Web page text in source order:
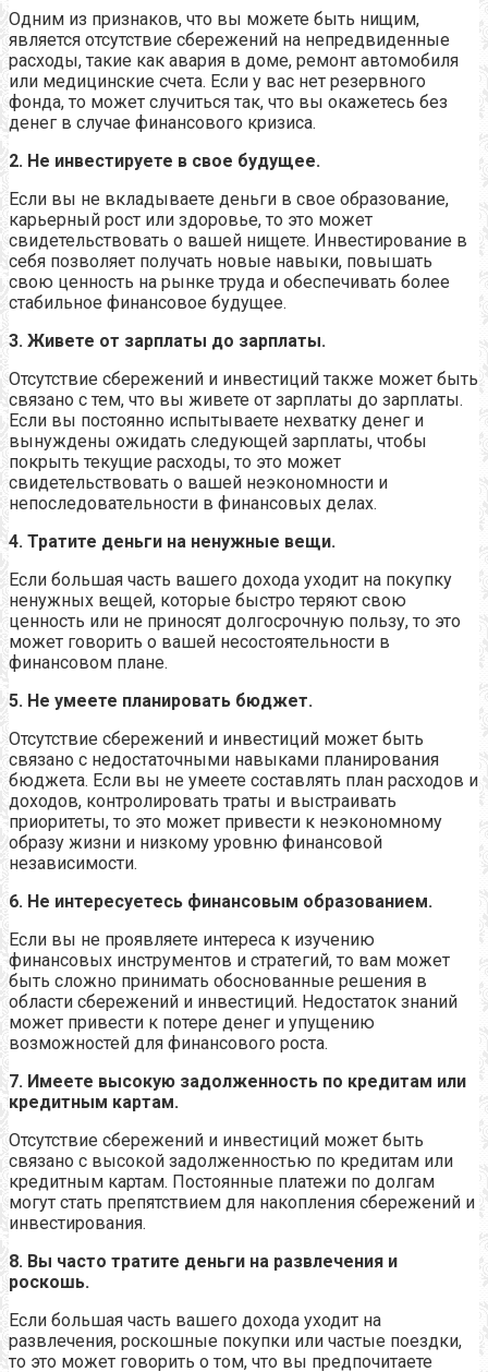
Одним из признаков, что вы можете быть нищим,
является отсутствие сбережений на непредвиденные
расходы, такие как авария в доме, ремонт автомобиля
или медицинские счета. Если у вас нет резервного
фонда, то может случиться так, что вы окажетесь без
денег в случае финансового кризиса.
2. Не инвестируете в свое будущее.
Если вы не вкладываете деньги в свое образование,
карьерный рост или здоровье, то это может
свидетельствовать о вашей нищете. Инвестирование в
себя позволяет получать новые навыки, повышать
свою ценность на рынке труда и обеспечивать более
стабильное финансовое будущее.
3. Живете от зарплаты до зарплаты.
Отсутствие сбережений и инвестиций также может быть
связано с тем, что вы живете от зарплаты до зарплаты.
Если вы постоянно испытываете нехватку денег и
вынуждены ожидать следующей зарплаты, чтобы
покрыть текущие расходы, то это может
свидетельствовать о вашей неэкономности и
непоследовательности в финансовых делах.
4. Тратите деньги на ненужные вещи.
Если большая часть вашего дохода уходит на покупку
ненужных вещей, которые быстро теряют свою
ценность или не приносят долгосрочную пользу, то это
может говорить о вашей несостоятельности в
финансовом плане.
5. Не умеете планировать бюджет.
Отсутствие сбережений и инвестиций может быть
связано с недостаточными навыками планирования
бюджета. Если вы не умеете составлять план расходов и
доходов, контролировать траты и выстраивать
приоритеты, то это может привести к неэкономному
образу жизни и низкому уровню финансовой
независимости.
6. Не интересуетесь финансовым образованием.
Если вы не проявляете интереса к изучению
финансовых инструментов и стратегий, то вам может
быть сложно принимать обоснованные решения в
области сбережений и инвестиций. Недостаток знаний
может привести к потере денег и упущению
возможностей для финансового роста.
7. Имеете высокую задолженность по кредитам или
кредитным картам.
Отсутствие сбережений и инвестиций может быть
связано с высокой задолженностью по кредитам или
кредитным картам. Постоянные платежи по долгам
могут стать препятствием для накопления сбережений и
инвестирования.
8. Вы часто тратите деньги на развлечения и
роскошь.
Если большая часть вашего дохода уходит на
развлечения, роскошные покупки или частые поездки,
то это может говорить о том, что вы предпочитаете